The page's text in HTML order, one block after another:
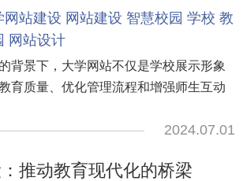
网站建设 网站建设 智慧校园 学校 教
网站设计
背景下，大学网站不仅是学校展示形象
育质量、优化管理流程和增强师生互动
2024.07.01
推动教育现代化的桥梁